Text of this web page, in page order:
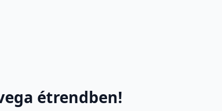
étrendben!